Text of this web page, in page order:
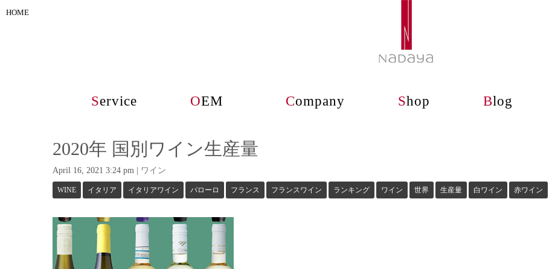
HOME
Service OEM Company Shop Blog
2020年 国別ワイン生産量
April 16, 2021 3:24 pm | ワイン
WINE イタリア イタリアワイン バローロ フランス フランスワイン ランキング ワイン 世界 生産量 白ワイン 赤ワイン